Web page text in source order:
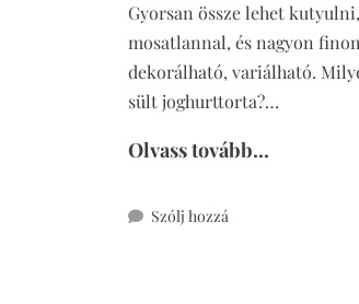
Gyorsan össze lehet
mosatlannal, és nagyon
dekorálható, variálható.
sült joghurttorta?…
Olvass tovább...
Szólj hozzá